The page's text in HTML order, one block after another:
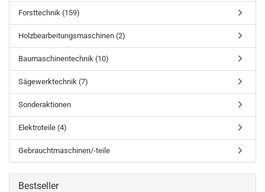
Forsttechnik (159)
Holzbearbeitungsmaschinen (2)
Baumaschinentechnik (10)
Sägewerktechnik (7)
Sonderaktionen
Elektroteile (4)
Gebrauchtmaschinen/-teile
Bestseller